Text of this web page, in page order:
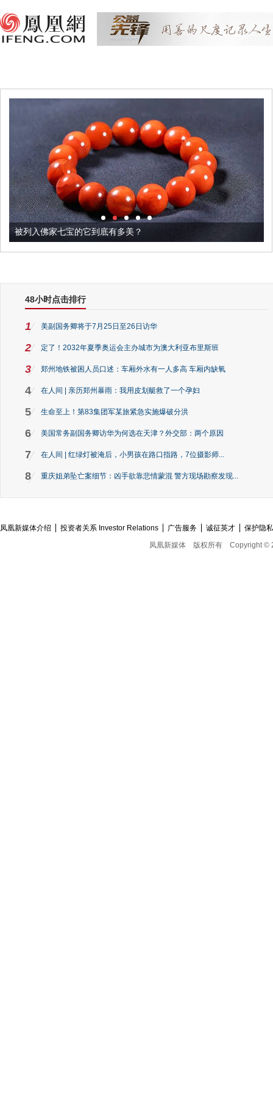
被列入佛家七宝的它到底有多美？
48小时点击排行
1 美副国务卿将于7月25日至26日访华
2 定了！2032年夏季奥运会主办城市为澳大利亚布里斯班
3 郑州地铁被困人员口述：车厢外水有一人多高 车厢内缺氧
4 在人间 | 亲历郑州暴雨：我用皮划艇救了一个孕妇
5 生命至上！第83集团军某旅紧急实施爆破分洪
6 美国常务副国务卿访华为何选在天津？外交部：两个原因
7 在人间 | 红绿灯被淹后，小男孩在路口指路，7位摄影师...
8 重庆姐弟坠亡案细节：凶手欲靠悲情蒙混 警方现场勘察发现...
凤凰新媒体介绍 投资者关系 Investor Relations 广告服务 诚征英才
保护隐
凤凰新媒体
版权所有 Copyright ©